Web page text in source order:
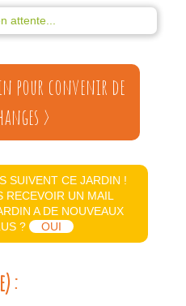
attente...
pour convenir de
>
SUIVENT CE JARDIN !
RECEVOIR UN MAIL
A DE NOUVEAUX
?
OUI
: